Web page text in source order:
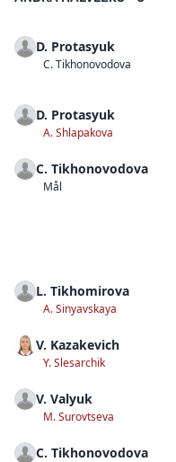
D. Protasyuk
C. Tikhonovodova
D. Protasyuk
A. Shlapakova
C. Tikhonovodova
Mål
L. Tikhomirova
A. Sinyavskaya
V. Kazakevich
Y. Slesarchik
V. Valyuk
M. Surovtseva
C. Tikhonovodova